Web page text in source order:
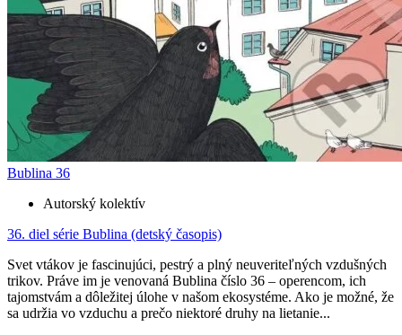
Bublina 36
Autorský kolektív
36. diel série Bublina (detský časopis)
Svet vtákov je fascinujúci, pestrý a plný neuveriteľných vzdušných
trikov. Práve im je venovaná Bublina číslo 36 – operencom, ich
tajomstvám a dôležitej úlohe v našom ekosystéme. Ako je možné, že
sa udržia vo vzduchu a prečo niektoré druhy na lietanie...